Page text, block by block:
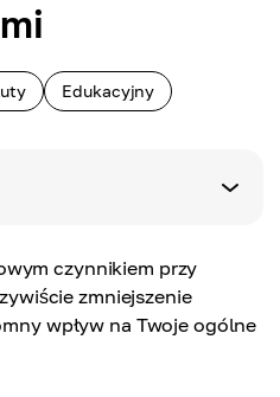
Edukacyjny
czynnikiem przy
zmniejszenie
wpływ na Twoje ogólne